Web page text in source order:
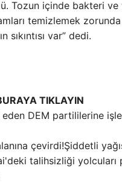
Tozun içinde bakteri
temizlemek
var” dedi.
TIKLAYIN
Şiddetli